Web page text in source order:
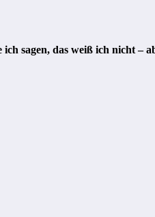
sagen, das weiß ich nicht –